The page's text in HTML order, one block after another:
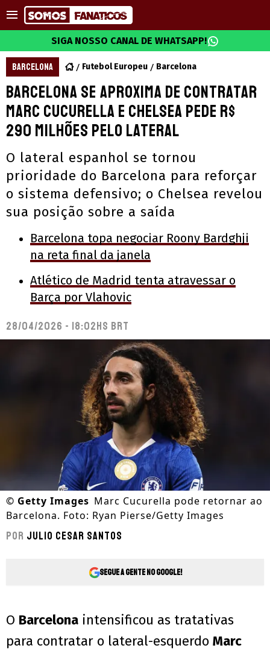
SIGA NOSSO CANAL DE WHATSAPP!
BARCELONA Futebol Europeu Barcelona
Barcelona se aproxima de contratar
Marc Cucurella e Chelsea pede R$
290 milhões pelo lateral
O lateral espanhol se tornou
prioridade do Barcelona para reforçar
o sistema defensivo; o Chelsea revelou
sua posição sobre a saída
Barcelona topa negociar Roony Bardghji
na reta final da janela
Atlético de Madrid tenta atravessar o
Barça por Vlahovic
28/04/2026 - 18:02hs BRT
© Getty Images Marc Cucurella pode retornar ao
Barcelona. Foto: Ryan Pierse/Getty Images
Por Julio Cesar Santos
Segue a gente no Google!
O Barcelona intensificou as tratativas
para contratar o lateral-esquerdo Marc